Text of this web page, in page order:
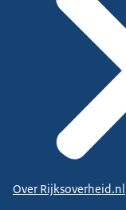
Over Rijksoverheid.nl